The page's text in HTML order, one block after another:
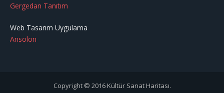
Gergedan Tanıtım
Web Tasarım Uygulama
Ansolon
Copyright © 2016 Kültür Sanat Haritası.